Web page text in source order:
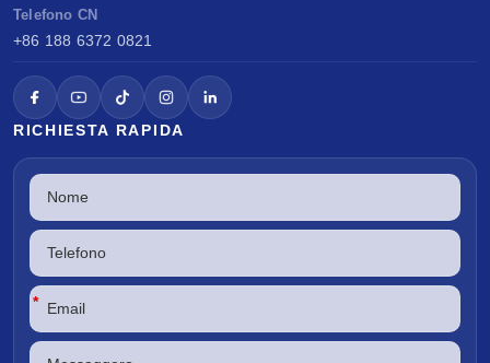
Telefono CN
+86 188 6372 0821
RICHIESTA RAPIDA
*